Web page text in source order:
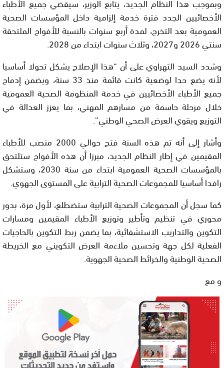
الأخصائيين الجدد فترة خدمة إلزامية داخل المؤسسات الصحية
العمومية بعد التخرج، لمدة أربع سنوات بالنسبة للأفواج الملتحقة
سنتي 2026 و2027، وثلاث سنوات ابتداء من 2028.
وشدد السيد التهراوي على أن “هذا الإصلاح يشكل تحولا أساسيا
لأنه يضع حدا لوضعية كانت قائمة منذ 33 سنة، ويضمن إدماج
جميع الأطباء الأخصائيين في خدمة المنظومة الصحية العمومية
خلال مرحلة حاسمة من مسارهم المهني، بما يعزز العدالة في
التوزيع ويقوي العرض الصحي الوطني”.
وأشار إلى أنه تم هذه السنة فتح حوالي 2000 منصب للأطباء
المقيمين في إطار النظام الجديد، مبرزا أن هذه الأفواج ستلتحق
بالمؤسسات الصحية العمومية ابتداء من سنة 2030، وستشكل
رافدا أساسيا للمجموعات الصحية الترابية على المستوى الجهوي.
كما سجل أن المجموعات الصحية الترابية ستضطلع، لأول مرة، بدور
محوري في تنظيم وتأطير وتوزيع الأطباء المقيمين ومسارات
التكوين والتداريب الاستشفائية، بما يضمن ربط التكوين بالحاجيات
الفعلية لكل جهة وتحسين ملاءمة العرض التكويني مع الخريطة
الصحية الوطنية والخرائط الصحية الجهوية.
و مع